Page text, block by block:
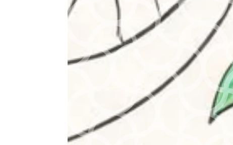
Le nuancier
disney & pixar :
HACK ULTIME : Le
rangement